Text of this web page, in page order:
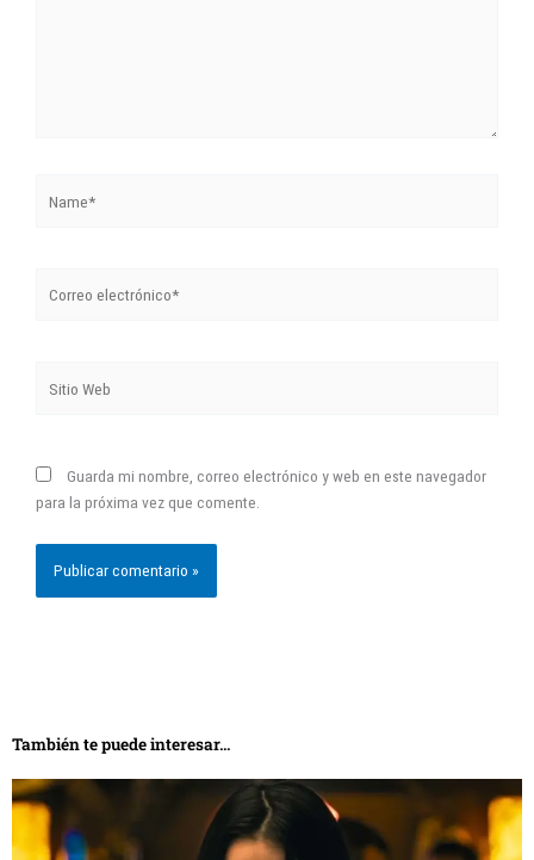
electrónico*
Web
Guarda mi nombre, correo electrónico y web en este navegador
para la próxima vez que comente.
También te puede interesar...